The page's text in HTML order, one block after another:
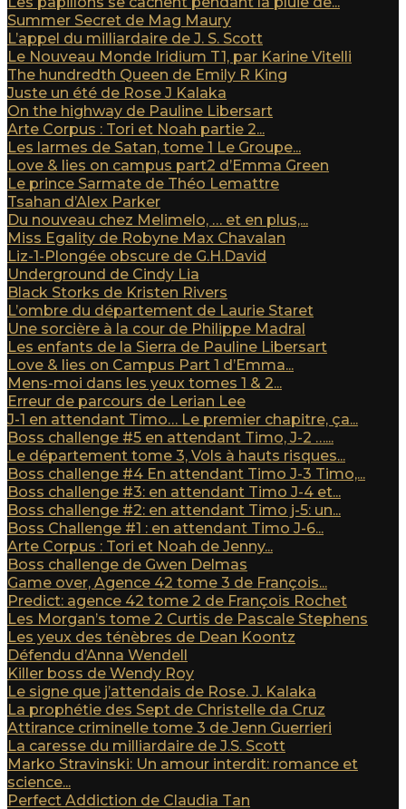
Summer Secret de Mag Maury
L’appel du milliardaire de J. S. Scott
Le Nouveau Monde Iridium T1, par Karine Vitelli
The hundredth Queen de Emily R King
Juste un été de Rose J Kalaka
On the highway de Pauline Libersart
Arte Corpus : Tori et Noah partie 2...
Les larmes de Satan, tome 1 Le Groupe...
Love & lies on campus part2 d’Emma Green
Le prince Sarmate de Théo Lemattre
Tsahan d’Alex Parker
Du nouveau chez Melimelo, … et en plus,...
Miss Egality de Robyne Max Chavalan
Liz-1-Plongée obscure de G.H.David
Underground de Cindy Lia
Black Storks de Kristen Rivers
L’ombre du département de Laurie Staret
Une sorcière à la cour de Philippe Madral
Les enfants de la Sierra de Pauline Libersart
Love & lies on Campus Part 1 d’Emma...
Mens-moi dans les yeux tomes 1 & 2...
Erreur de parcours de Lerian Lee
J-1 en attendant Timo… Le premier chapitre, ça...
Boss challenge #5 en attendant Timo, J-2 …...
Le département tome 3, Vols à hauts risques...
Boss challenge #4 En attendant Timo J-3 Timo,...
Boss challenge #3: en attendant Timo J-4 et...
Boss challenge #2: en attendant Timo j-5: un...
Boss Challenge #1 : en attendant Timo J-6...
Arte Corpus : Tori et Noah de Jenny...
Boss challenge de Gwen Delmas
Game over, Agence 42 tome 3 de François...
Predict: agence 42 tome 2 de François Rochet
Les Morgan’s tome 2 Curtis de Pascale Stephens
Les yeux des ténèbres de Dean Koontz
Défendu d’Anna Wendell
Killer boss de Wendy Roy
Le signe que j’attendais de Rose. J. Kalaka
La prophétie des Sept de Christelle da Cruz
Attirance criminelle tome 3 de Jenn Guerrieri
La caresse du milliardaire de J.S. Scott
Marko Stravinski: Un amour interdit: romance et
science...
Perfect Addiction de Claudia Tan